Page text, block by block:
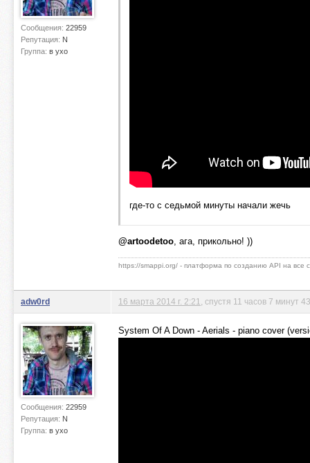
Сообщения: 22959
Репутация: N
Группа: в ухо
где-то с седьмой минуты начали жечь
@artoodetoo, ага, прикольно! ))
https://smappi.org/ - платформа по созданию API на все
adw0rd
Сообщения: 22959
Репутация: N
Группа: в ухо
16 марта 2014 г. 2:21 , спустя 11 часов 7 минут
System Of A Down - Aerials - piano cover